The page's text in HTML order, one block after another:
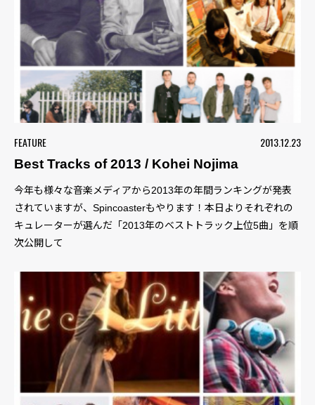
FEATURE
2013.12.23
Best Tracks of 2013 / Kohei Nojima
今年も様々な音楽メディアから2013年の年間ランキングが発表
されていますが、Spincoasterもやります！本日よりそれぞれの
キュレーターが選んだ「2013年のベストトラック上位5曲」を順
次公開して